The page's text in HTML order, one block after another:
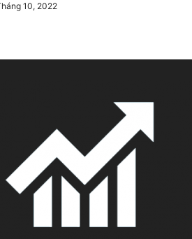
10, 2022